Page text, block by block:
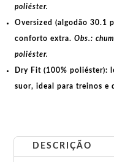
poliéster.
Oversized (algodão 30.1
conforto extra. Obs.:
poliéster.
Dry Fit (100% poliéster):
suor, ideal para treinos e
DESCRIÇÃO